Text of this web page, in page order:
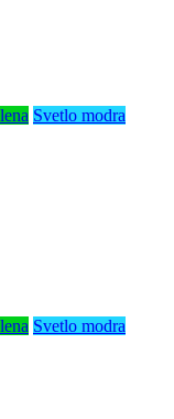
Svetlo modra
Svetlo modra